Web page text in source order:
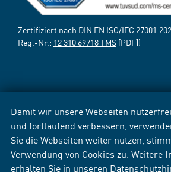
Damit wir unsere Webseiten
und fortlaufend verbessern,
Sie die Webseiten weiter nutzen,
Verwendung von Cookies zu. Weitere
erhalten Sie in unseren
Zertifiziert nach DIN EN ISO/IEC
Reg.-Nr.: 12 310 69718 TMS [PDF])